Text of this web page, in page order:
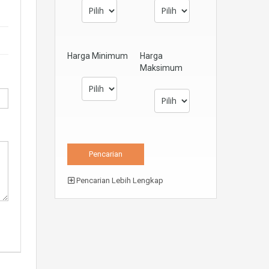
Harga Minimum
Harga
Maksimum
Pencarian Lebih Lengkap